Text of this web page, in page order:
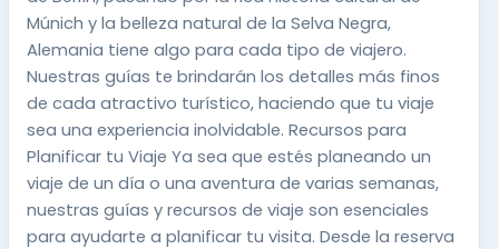
Múnich y la belleza natural de la Selva Negra,
Alemania tiene algo para cada tipo de viajero.
Nuestras guías te brindarán los detalles más finos
de cada atractivo turístico, haciendo que tu viaje
sea una experiencia inolvidable. Recursos para
Planificar tu Viaje Ya sea que estés planeando un
viaje de un día o una aventura de varias semanas,
nuestras guías y recursos de viaje son esenciales
para ayudarte a planificar tu visita. Desde la reserva